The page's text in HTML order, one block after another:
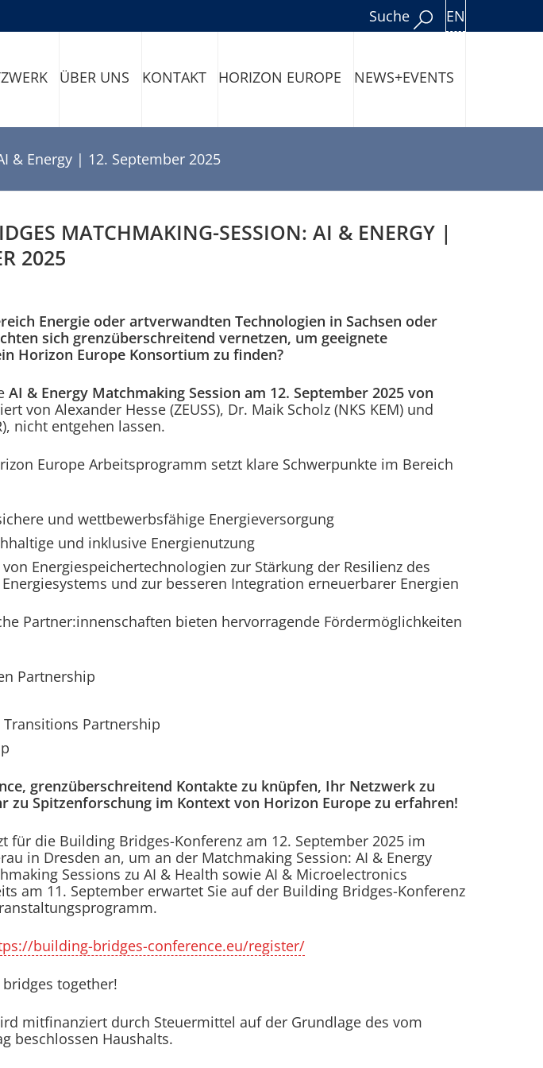
Suche EN
ÜBER UNS KONTAKT HORIZON EUROPE NEWS+EVENTS
& Energy | 12. September 2025
MATCHMAKING-SESSION: AI & ENERGY |
2025
Energie oder artverwandten Technologien in Sachsen oder
sich grenzüberschreitend vernetzen, um geeignete
Horizon Europe Konsortium zu finden?
AI & Energy Matchmaking Session am 12. September 2025 von
von Alexander Hesse (ZEUSS), Dr. Maik Scholz (NKS KEM) und
nicht entgehen lassen.
Europe Arbeitsprogramm setzt klare Schwerpunkte im Bereich
und wettbewerbsfähige Energieversorgung
und inklusive Energienutzung
Energiespeichertechnologien zur Stärkung der Resilienz des
und zur besseren Integration erneuerbarer Energien
Partner:innenschaften bieten hervorragende Fördermöglichkeiten
Partnership
Partnership
grenzüberschreitend Kontakte zu knüpfen, Ihr Netzwerk zu
zu Spitzenforschung im Kontext von Horizon Europe zu erfahren!
für die Building Bridges-Konferenz am 12. September 2025 im
in Dresden an, um an der Matchmaking Session: AI & Energy
Sessions zu AI & Health sowie AI & Microelectronics
am 11. September erwartet Sie auf der Building Bridges-Konferenz
building-bridges-conference.eu/register/
bridges together!
mitfinanziert durch Steuermittel auf der Grundlage des vom
beschlossen Haushalts.